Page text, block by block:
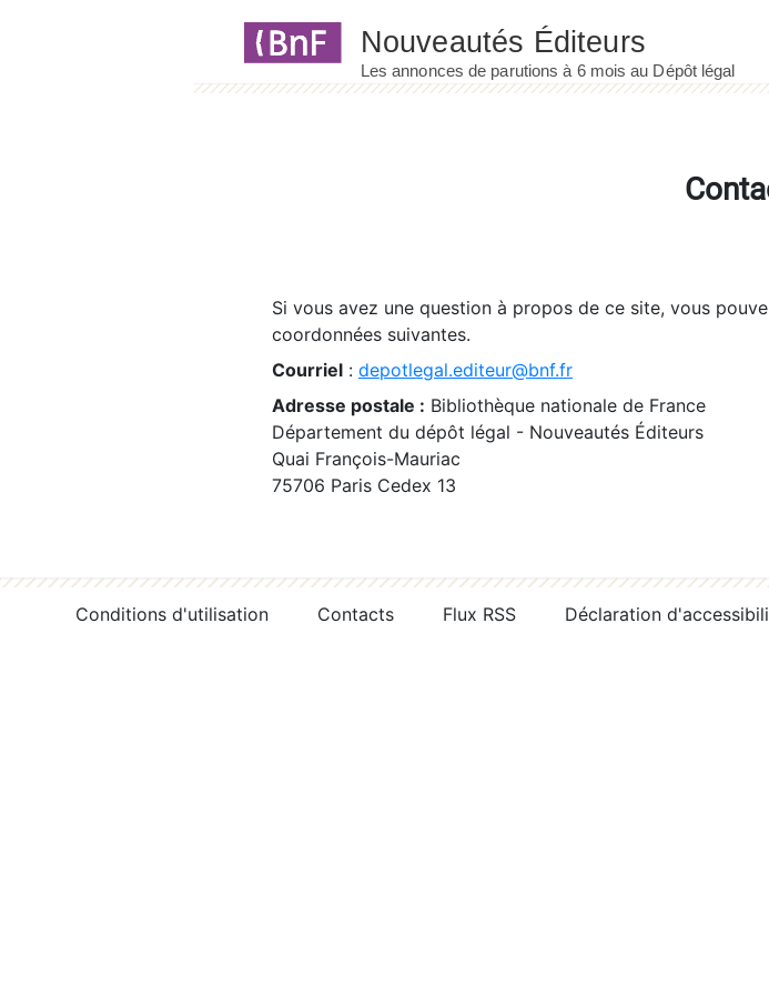
Si vous avez une question à propos de ce site, vous
coordonnées suivantes.
Courriel : depotlegal.editeur@bnf.fr
Adresse postale : Bibliothèque nationale de France
Département du dépôt légal - Nouveautés Éditeurs
Quai François-Mauriac
75706 Paris Cedex 13
Conditions d'utilisation Contacts Flux RSS Déclaration